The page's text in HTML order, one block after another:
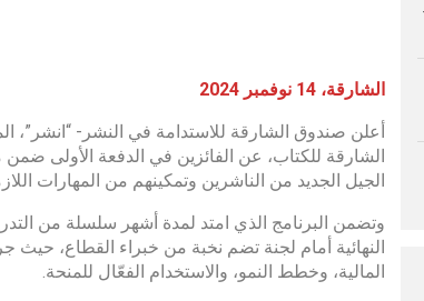
الشارقة، 14 نوفمبر 2024
أعلن صندوق الشارقة للاستدامة في النشر- “انشر”،
الشارقة للكتاب، عن الفائزين في الدفعة الأولى
الجيل الجديد من الناشرين وتمكينهم من المهارات
النهائية أمام لجنة تضم نخبة من خبراء القطاع، حيث
المالية، وخطط النمو، والاستخدام الفعّال للمنحة.